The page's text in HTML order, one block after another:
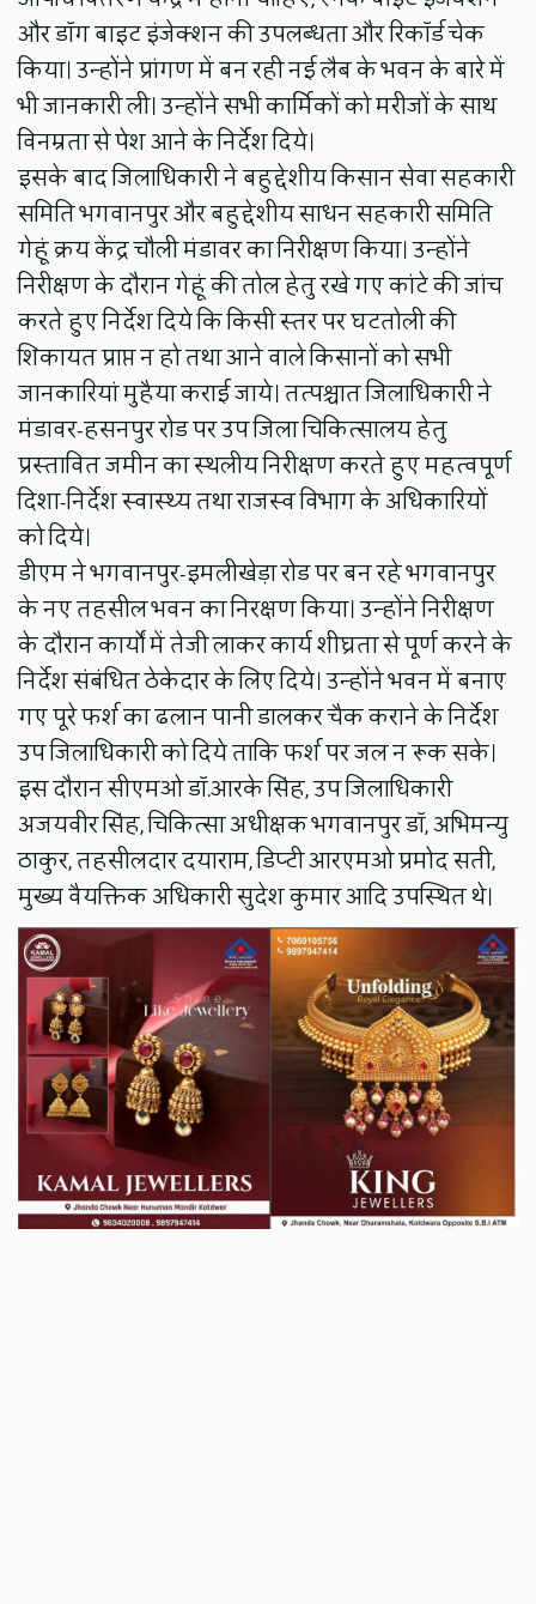
और डॉग बाइट इंजेक्शन की उपलब्धता और रिकॉर्ड चेक
किया। उन्होंने प्रांगण में बन रही नई लैब के भवन के बारे में
भी जानकारी ली। उन्होंने सभी कार्मिकों को मरीजों के साथ
विनम्रता से पेश आने के निर्देश दिये।
इसके बाद जिलाधिकारी ने बहुद्देशीय किसान सेवा सहकारी
समिति भगवानपुर और बहुद्देशीय साधन सहकारी समिति
गेहूं क्रय केंद्र चौली मंडावर का निरीक्षण किया। उन्होंने
निरीक्षण के दौरान गेहूं की तोल हेतु रखे गए कांटे की जांच
करते हुए निर्देश दिये कि किसी स्तर पर घटतोली की
शिकायत प्राप्त न हो तथा आने वाले किसानों को सभी
जानकारियां मुहैया कराई जाये। तत्पश्चात जिलाधिकारी ने
मंडावर-हसनपुर रोड पर उप जिला चिकित्सालय हेतु
प्रस्तावित जमीन का स्थलीय निरीक्षण करते हुए महत्वपूर्ण
दिशा-निर्देश स्वास्थ्य तथा राजस्व विभाग के अधिकारियों
को दिये।
डीएम ने भगवानपुर-इमलीखेड़ा रोड पर बन रहे भगवानपुर
के नए तहसील भवन का निरक्षण किया। उन्होंने निरीक्षण
के दौरान कार्यों में तेजी लाकर कार्य शीघ्रता से पूर्ण करने के
निर्देश संबंधित ठेकेदार के लिए दिये। उन्होंने भवन में बनाए
गए पूरे फर्श का ढलान पानी डालकर चैक कराने के निर्देश
उप जिलाधिकारी को दिये ताकि फर्श पर जल न रूक सके।
इस दौरान सीएमओ डॉ.आरके सिंह, उप जिलाधिकारी
अजयवीर सिंह, चिकित्सा अधीक्षक भगवानपुर डॉ, अभिमन्यु
ठाकुर, तहसीलदार दयाराम, डिप्टी आरएमओ प्रमोद सती,
मुख्य वैयक्तिक अधिकारी सुदेश कुमार आदि उपस्थित थे।